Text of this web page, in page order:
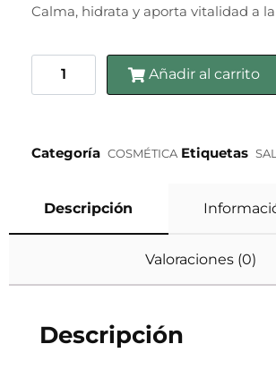
Calma, hidrata y aporta vitalidad a
Añadir al carrito
Categoría COSMÉTICA Etiquetas
Descripción
Valoraciones (0)
Descripción